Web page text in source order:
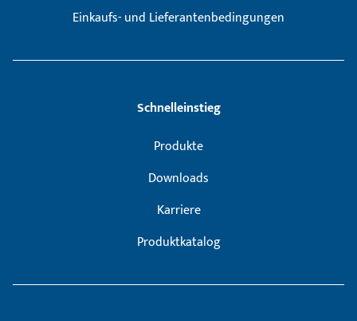
Einkaufs- und Lieferantenbedingungen
Schnelleinstieg
Produkte
Downloads
Karriere
Produktkatalog